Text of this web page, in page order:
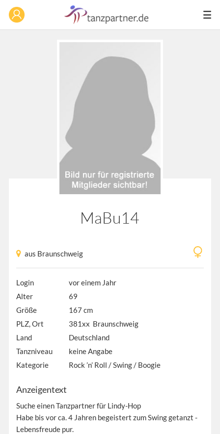
MaBu14
aus Braunschweig
Login
vor einem Jahr
Alter
69
Größe
167 cm
PLZ, Ort
381xx Braunschweig
Land
Deutschland
Tanzniveau
keine Angabe
Kategorie
Rock ’n’ Roll / Swing / Boogie
Anzeigentext
Suche einen Tanzpartner für Lindy-Hop
Habe bis vor ca. 4 Jahren begeistert zum Swing getanzt -
Lebensfreude pur.